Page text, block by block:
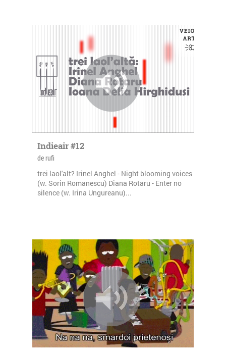
Indieair #12
de rufi
trei laol'alt? Irinel Anghel - Night blooming voices
(w. Sorin Romanescu) Diana Rotaru - Enter no
silence (w. Irina Ungureanu)...